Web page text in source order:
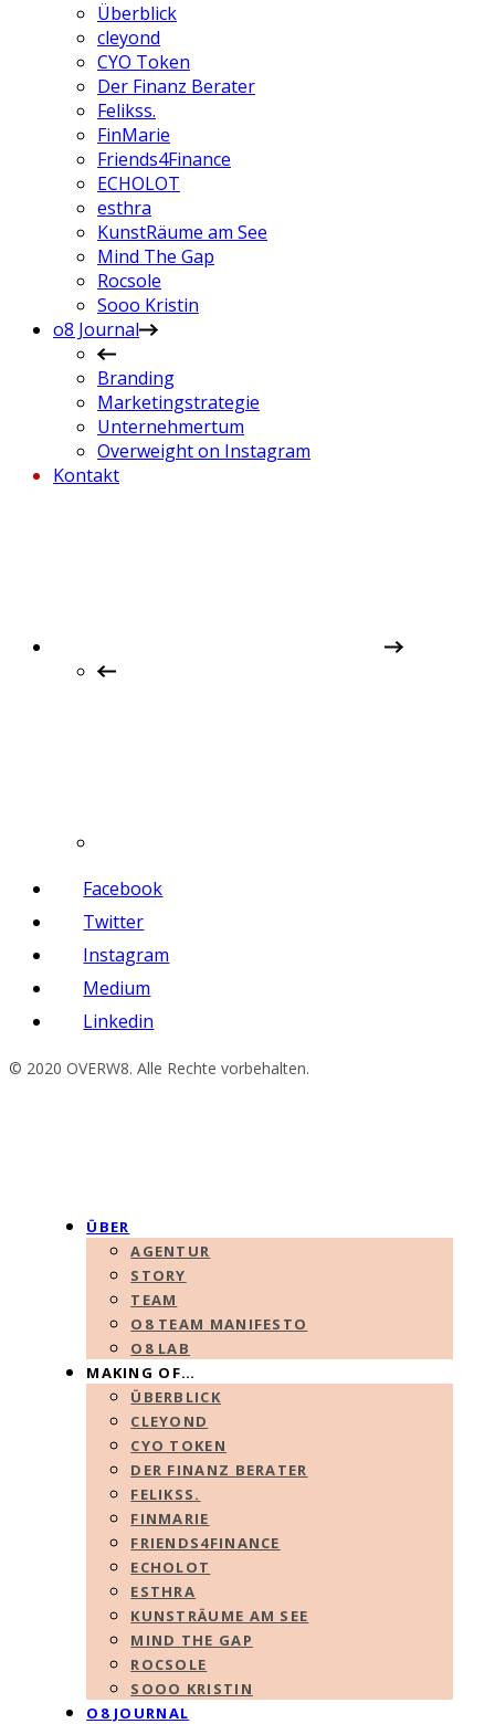
Überblick
cleyond
CYO Token
Der Finanz Berater
Felikss.
FinMarie
Friends4Finance
ECHOLOT
esthra
KunstRäume am See
Mind The Gap
Rocsole
Sooo Kristin
o8 Journal
Branding
Marketingstrategie
Unternehmertum
Overweight on Instagram
Kontakt
Facebook
Twitter
Instagram
Medium
Linkedin
© 2020 OVERW8. Alle Rechte vorbehalten.
ÜBER
AGENTUR
STORY
TEAM
O8 TEAM MANIFESTO
O8 LAB
MAKING OF…
ÜBERBLICK
CLEYOND
CYO TOKEN
DER FINANZ BERATER
FELIKSS.
FINMARIE
FRIENDS4FINANCE
ECHOLOT
ESTHRA
KUNSTRÄUME AM SEE
MIND THE GAP
ROCSOLE
SOOO KRISTIN
O8 JOURNAL